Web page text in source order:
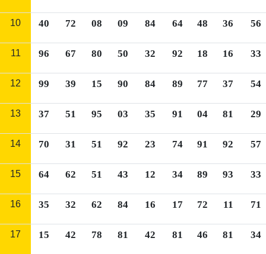
10 40 72 08 09 84 64 48 36 56
11 96 67 80 50 32 92 18 16 33
12 99 39 15 90 84 89 77 37 54
13 37 51 95 03 35 91 04 81 29
14 70 31 51 92 23 74 91 92 57
15 64 62 51 43 12 34 89 93 33
16 35 32 62 84 16 17 72 11 71
17 15 42 78 81 42 81 46 81 34